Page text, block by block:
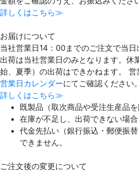
詳しくはこちら≫
お届けについて
当社営業日14：00までのご注文で当日
出荷は当社営業日のみとなります。休
始、夏季）の出荷はできかねます。 営
営業日カレンダーにてご確認ください。
詳しくはこちら≫
既製品（取次商品や受注生産品を
在庫が不足し、出荷できない場合
代金先払い（銀行振込・郵便振
できません。
ご注文後の変更について